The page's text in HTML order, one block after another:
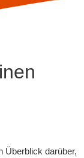
Überblick darüber,